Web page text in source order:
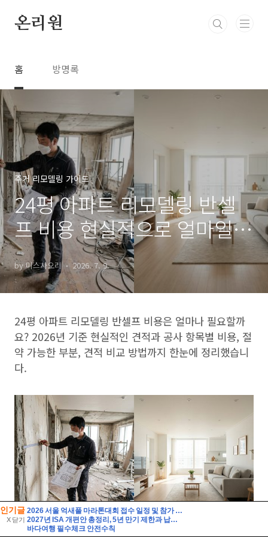
인기글
X 닫기
2026 서울 억새풀 마라톤대회 접수 일정 및 참가 정보
2027년 ISA 개편안 총정리, 5년 만기 제한과 납입한도 이월 폐지
바다여행 필수체크 안전수칙